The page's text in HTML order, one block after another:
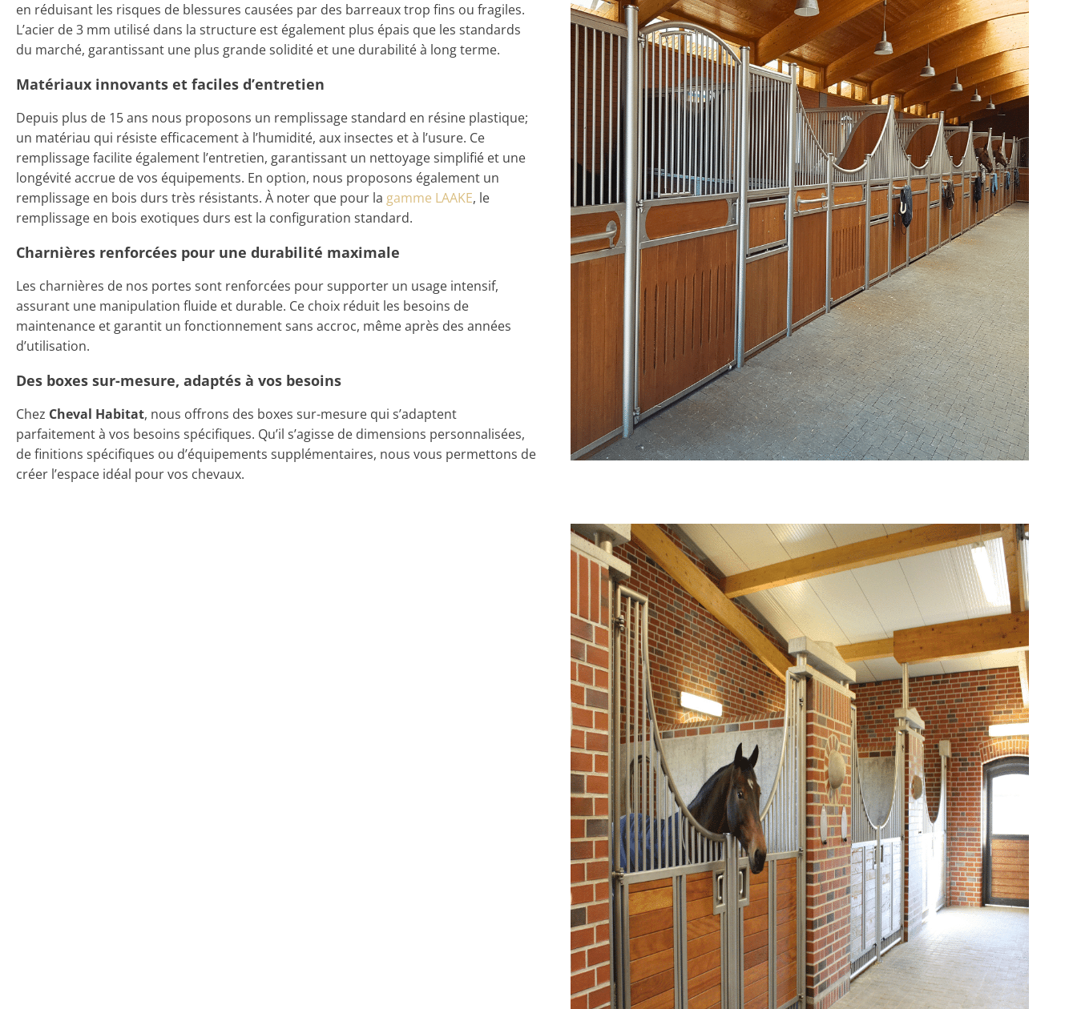
en réduisant les risques de blessures causées par des barreaux trop fins ou fragiles.
L’acier de 3 mm utilisé dans la structure est également plus épais que les standards
du marché, garantissant une plus grande solidité et une durabilité à long terme.
Matériaux innovants et faciles d’entretien
Depuis plus de 15 ans nous proposons un remplissage standard en résine plastique;
un matériau qui résiste efficacement à l’humidité, aux insectes et à l’usure. Ce
remplissage facilite également l’entretien, garantissant un nettoyage simplifié et une
longévité accrue de vos équipements. En option, nous proposons également un
remplissage en bois durs très résistants. À noter que pour la gamme LAAKE, le
remplissage en bois exotiques durs est la configuration standard.
Charnières renforcées pour une durabilité maximale
Les charnières de nos portes sont renforcées pour supporter un usage intensif,
assurant une manipulation fluide et durable. Ce choix réduit les besoins de
maintenance et garantit un fonctionnement sans accroc, même après des années
d’utilisation.
Des boxes sur-mesure, adaptés à vos besoins
Chez Cheval Habitat, nous offrons des boxes sur-mesure qui s’adaptent
parfaitement à vos besoins spécifiques. Qu’il s’agisse de dimensions personnalisées,
de finitions spécifiques ou d’équipements supplémentaires, nous vous permettons de
créer l’espace idéal pour vos chevaux.